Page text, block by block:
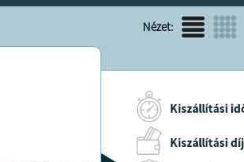
Nézet:
Kiszállítási
Kiszállítási